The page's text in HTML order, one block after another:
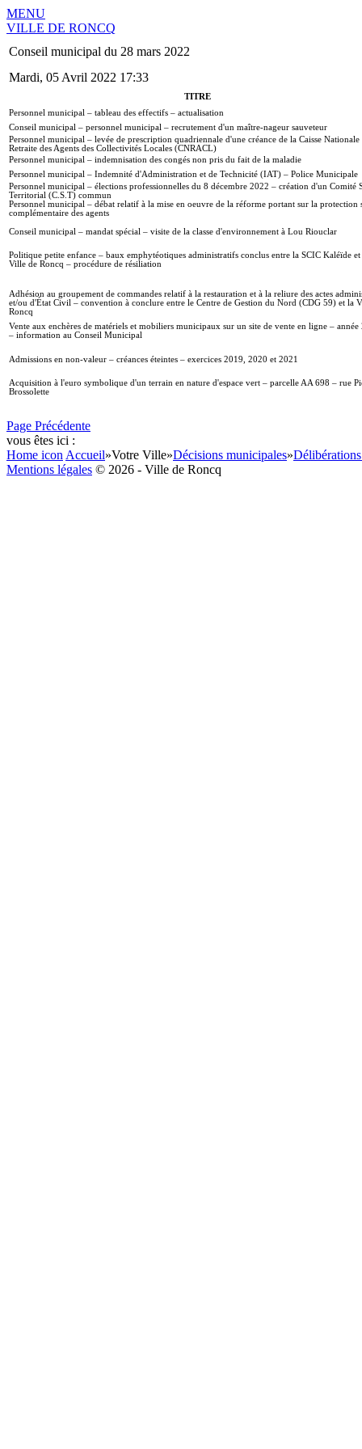
MENU
VILLE DE RONCQ
Conseil municipal du 28 mars 2022
Mardi, 05 Avril 2022 17:33
TITRE
Personnel municipal – tableau des effectifs – actualisation
Conseil municipal – personnel municipal – recrutement d'un maître-nageur sauveteur
Personnel municipal – levée de prescription quadriennale d'une créance de la Caisse Nationale
Retraite des Agents des Collectivités Locales (CNRACL)
Personnel municipal – indemnisation des congés non pris du fait de la maladie
Personnel municipal – Indemnité d'Administration et de Technicité (IAT) – Police Municipale
Personnel municipal – élections professionnelles du 8 décembre 2022 – création d'un Comité
Territorial (C.S.T) commun
Personnel municipal – débat relatif à la mise en oeuvre de la réforme portant sur la protection
complémentaire des agents
Conseil municipal – mandat spécial – visite de la classe d'environnement à Lou Riouclar
Politique petite enfance – baux emphytéotiques administratifs conclus entre la SCIC Kaléïde et
Ville de Roncq – procédure de résiliation
Adhésion au groupement de commandes relatif à la restauration et à la reliure des actes
et/ou d'État Civil – convention à conclure entre le Centre de Gestion du Nord (CDG 59) et la
Roncq
Vente aux enchères de matériels et mobiliers municipaux sur un site de vente en ligne – année
– information au Conseil Municipal
Admissions en non-valeur – créances éteintes – exercices 2019, 2020 et 2021
Acquisition à l'euro symbolique d'un terrain en nature d'espace vert – parcelle AA 698 – rue
Brossolette
Page Précédente
vous êtes ici :
Home icon Accueil»Votre Ville»Décisions municipales»
Mentions légales © 2026 - Ville de Roncq